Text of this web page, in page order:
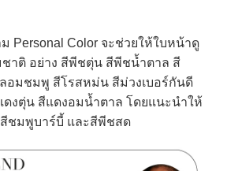
Personal Color จะช่วยให้ใบหน้าดู
ชาติ อย่าง สีพีชตุ่น สีพีชน้ำตาล สี
อมชมพู สีโรสหม่น สีม่วงเบอร์กันดี
งตุ่น สีแดงอมน้ำตาล โดยแนะนำให้
สีชมพูบาร์บี้ และสีพีชสด